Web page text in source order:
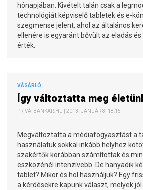
hónapjában. Kivételt talán csak a
technológiát képviselő tabletek és e-
szegmense jelent, ahol az általános
ellenére is egyaránt bővült az eladás
érték.
VÁSÁRLÓ
Így változtatta meg
PRIVÁTBANKÁR.HU | 2013. JANUÁR 8. 18:15
Megváltoztatta a médiafogyasztást a
használatuk sokkal inkább helyhez
szakértők korábban számítottak és
eszközénél intenzívebb. De hanyadik
tablet? Mikor és hol használjuk? Egy
a kérdésekre kapunk választ, melyek